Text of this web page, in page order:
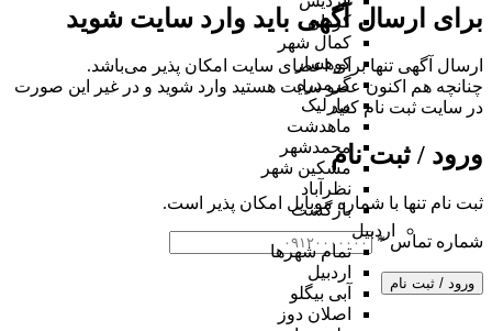
برای ارسال آگهی باید وارد سایت شوید
ارسال آگهی تنها برای اعضای سایت امکان پذیر می‌باشد.
چنانچه هم‌ اکنون عضو سایت هستید وارد شوید و در غیر این صورت
در سایت ثبت نام کنید
ورود / ثبت نام
ثبت نام تنها با شماره موبایل امکان پذیر است.
شماره تماس*
ورود / ثبت نام
کردان
کمال شهر
کوهسار
گرمدره
مارلیک
ماهدشت
محمدشهر
مشکین شهر
نظرآباد
بازگشت
اردبیل
تمام شهر‌ها
اردبیل
آبی بیگلو
اصلان دوز